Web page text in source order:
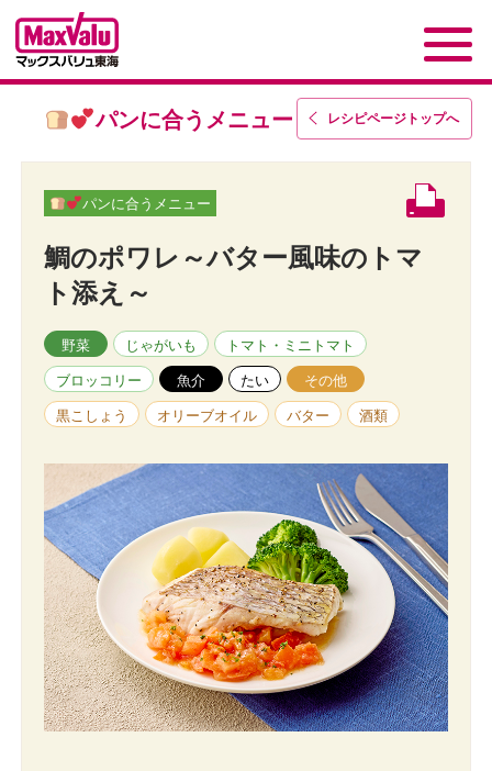
レシピページトップへ
パンに合うメニュー
パンに合うメニュー
鯛のポワレ～バター風味のトマ
ト添え～
野菜 じゃがいも トマト・ミニトマト
ブロッコリー 魚介 たい その他
黒こしょう オリーブオイル バター 酒類